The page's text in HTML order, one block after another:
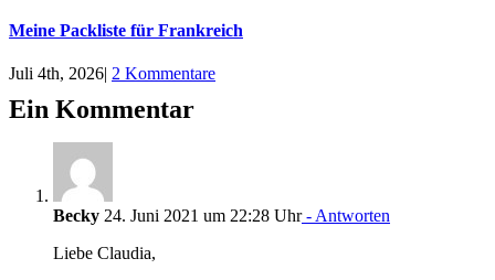
Meine Packliste für Frankreich
Juli 4th, 2026| 2 Kommentare
Ein Kommentar
Becky 24. Juni 2021 um 22:28 Uhr- Antworten
Liebe Claudia,